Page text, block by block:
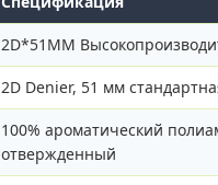
2D*51MM
2D Denier, 51 мм
100% ароматический
отвержденный